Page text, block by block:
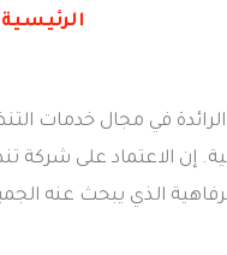
الرئيسية
الرائدة في مجال خدمات
إن الاعتماد على
الذي يبحث عنه